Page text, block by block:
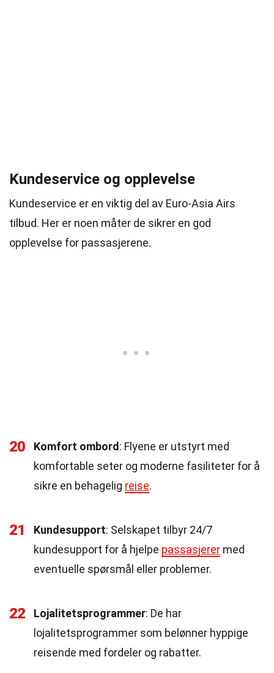
Kundeservice og opplevelse
Kundeservice er en viktig del av Euro-Asia Airs
tilbud. Her er noen måter de sikrer en god
opplevelse for passasjerene.
20 Komfort ombord : Flyene er utstyrt med
komfortable seter og moderne fasiliteter for å
sikre en behagelig reise.
21 Kundesupport: Selskapet tilbyr 24/7
kundesupport for å hjelpe passasjerer med
eventuelle spørsmål eller problemer.
22 Lojalitetsprogrammer: De har
lojalitetsprogrammer som belønner hyppige
reisende med fordeler og rabatter.